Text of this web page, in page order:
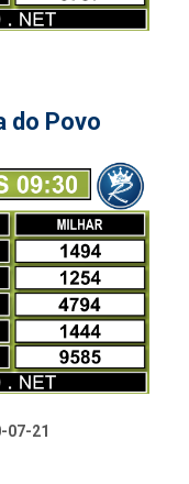
do Povo
07-21